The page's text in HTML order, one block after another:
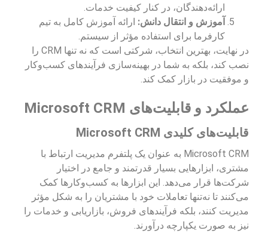
ارائه‌دهندگان، در کنار کیفیت خدمات.
آموزش و انتقال دانش: ارائه آموزش کامل به تیم
کارفرما برای استفاده مؤثر از سیستم.
در نهایت، بهترین انتخاب، شرکتی است که نه تنها CRM را
نصب کند، بلکه به شما در بهینه‌سازی فرآیندهای کسب‌وکار
و موفقیت در بازار کمک کند.
عملکرد و قابلیت‌های Microsoft CRM
قابلیت‌های کلیدی Microsoft CRM
Microsoft CRM به عنوان یک پلتفرم مدیریت ارتباط با
مشتری، ابزارهایی بسیار قدرتمند و جامع در اختیار
شرکت‌ها قرار می‌دهد. این ابزارها به کسب‌وکارها کمک
می‌کنند تا نه‌تنها تعاملات خود با مشتریان را به شکل مؤثر
مدیریت کنند، بلکه فرآیندهای فروش، بازاریابی و خدمات را
نیز به صورت یکپارچه درآورند.